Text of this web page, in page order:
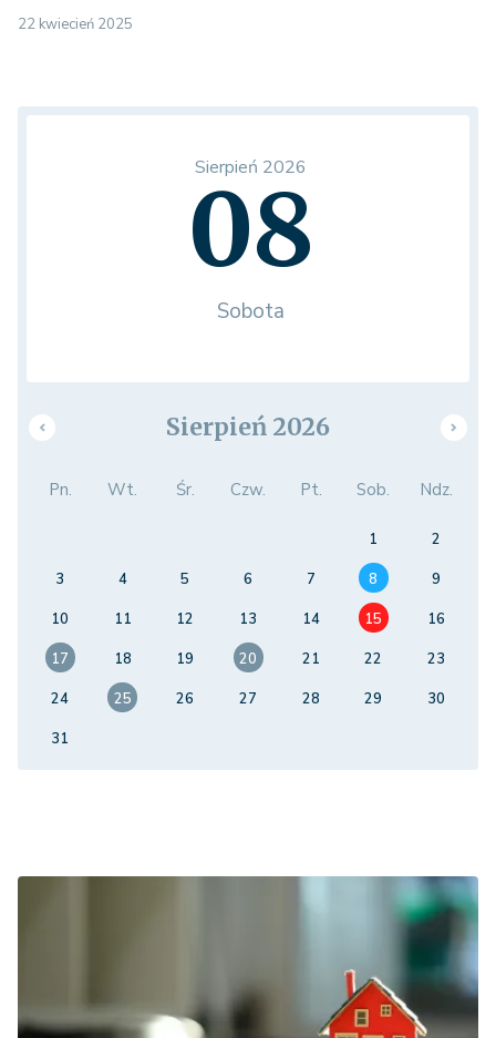
22 kwiecień 2025
Sierpień 2026
08
Sobota
Sierpień 2026
Pn. Wt. Śr. Czw. Pt. Sob. Ndz.
1
2
3
4 5 6 7 8
9
10
11 12 13 14 15
16
17
18 19 20 21 22
23
24
25 26 27 28 29
30
31